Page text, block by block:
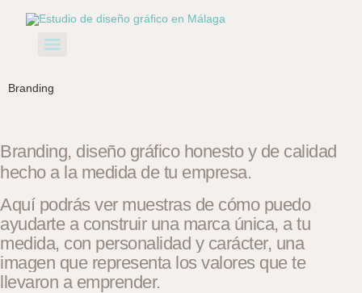
Branding
Branding, diseño gráfico honesto y de calidad
hecho a la medida de tu empresa.
Aquí podrás ver muestras de cómo puedo
ayudarte a construir una marca única, a tu
medida, con personalidad y carácter, una
imagen que representa los valores que te
llevaron a emprender.